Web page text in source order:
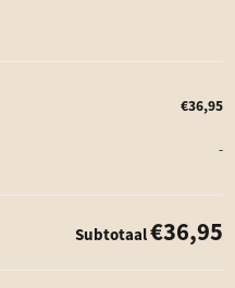
€36,95
-
Subtotaal€36,95